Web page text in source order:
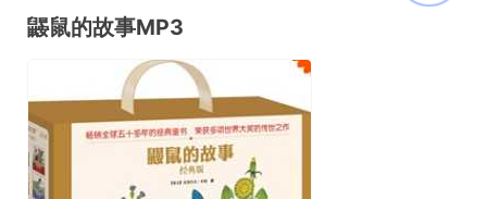
加载
鼹鼠的故事MP3